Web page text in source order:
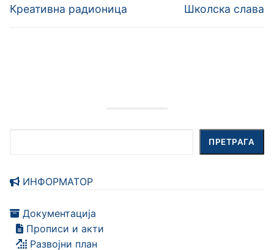
чланка
Previous
Креативна радионица
Next
Школска слава
ПРЕТРАГА
ИНФОРМАТОР
Документација
Прописи и акти
Развојни план